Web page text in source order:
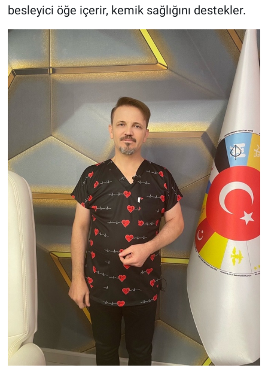
besleyici öğe içerir, kemik sağlığını destekler.